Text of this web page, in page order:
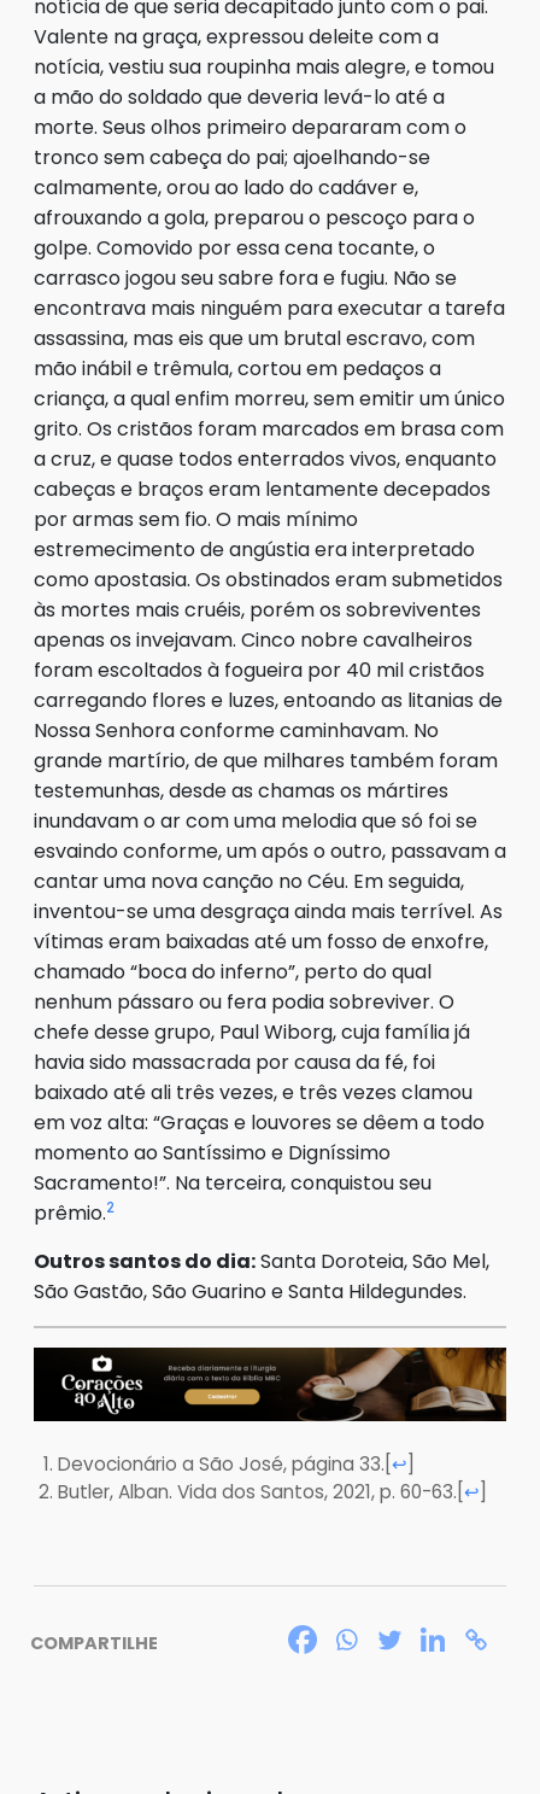
notícia de que seria decapitado junto com o pai.
Valente na graça, expressou deleite com a
notícia, vestiu sua roupinha mais alegre, e tomou
a mão do soldado que deveria levá-lo até a
morte. Seus olhos primeiro depararam com o
tronco sem cabeça do pai; ajoelhando-se
calmamente, orou ao lado do cadáver e,
afrouxando a gola, preparou o pescoço para o
golpe. Comovido por essa cena tocante, o
carrasco jogou seu sabre fora e fugiu. Não se
encontrava mais ninguém para executar a tarefa
assassina, mas eis que um brutal escravo, com
mão inábil e trêmula, cortou em pedaços a
criança, a qual enfim morreu, sem emitir um único
grito. Os cristãos foram marcados em brasa com
a cruz, e quase todos enterrados vivos, enquanto
cabeças e braços eram lentamente decepados
por armas sem fio. O mais mínimo
estremecimento de angústia era interpretado
como apostasia. Os obstinados eram submetidos
às mortes mais cruéis, porém os sobreviventes
apenas os invejavam. Cinco nobre cavalheiros
foram escoltados à fogueira por 40 mil cristãos
carregando flores e luzes, entoando as litanias de
Nossa Senhora conforme caminhavam. No
grande martírio, de que milhares também foram
testemunhas, desde as chamas os mártires
inundavam o ar com uma melodia que só foi se
esvaindo conforme, um após o outro, passavam a
cantar uma nova canção no Céu. Em seguida,
inventou-se uma desgraça ainda mais terrível. As
vítimas eram baixadas até um fosso de enxofre,
chamado “boca do inferno”, perto do qual
nenhum pássaro ou fera podia sobreviver. O
chefe desse grupo, Paul Wiborg, cuja família já
havia sido massacrada por causa da fé, foi
baixado até ali três vezes, e três vezes clamou
em voz alta: “Graças e louvores se dêem a todo
momento ao Santíssimo e Digníssimo
Sacramento!”. Na terceira, conquistou seu
prêmio.2
Outros santos do dia:Santa Doroteia, São Mel,
São Gastão, São Guarino e Santa Hildegundes.
Devocionário a São José, página 33.[↩]
Butler, Alban. Vida dos Santos, 2021, p. 60-63.[↩]
COMPARTILHE